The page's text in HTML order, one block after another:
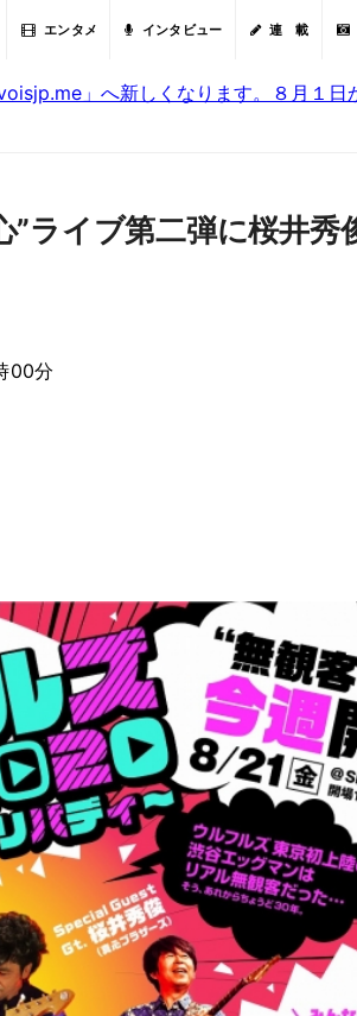
エンタメ インタビュー 連 載
」へ新しくなります。８月１日
”ライブ第二弾に桜井秀
00分